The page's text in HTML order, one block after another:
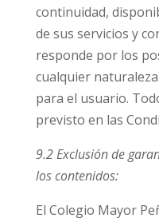
continuidad,
de sus servicios y
responde por los
cualquier
para el usuario.
previsto en las
9.2 Exclusión de
los contenidos:
El Colegio Mayor